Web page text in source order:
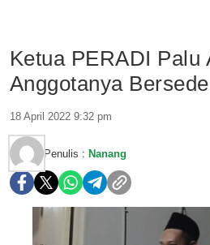
Ketua PERADI Palu
Anggotanya
18 April 2022 9:32 pm
Penulis : Nanang